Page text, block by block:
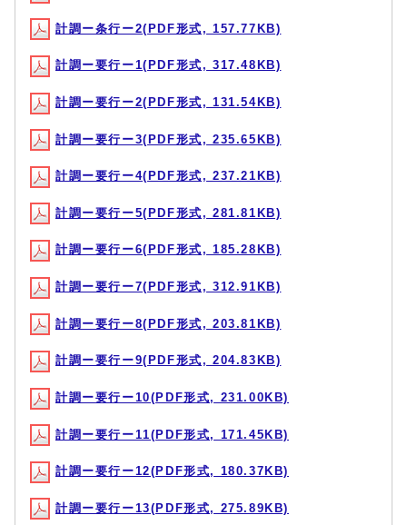
計調ー条行ー2(PDF形式, 157.77KB)
計調ー要行ー1(PDF形式, 317.48KB)
計調ー要行ー2(PDF形式, 131.54KB)
計調ー要行ー3(PDF形式, 235.65KB)
計調ー要行ー4(PDF形式, 237.21KB)
計調ー要行ー5(PDF形式, 281.81KB)
計調ー要行ー6(PDF形式, 185.28KB)
計調ー要行ー7(PDF形式, 312.91KB)
計調ー要行ー8(PDF形式, 203.81KB)
計調ー要行ー9(PDF形式, 204.83KB)
計調ー要行ー10(PDF形式, 231.00KB)
計調ー要行ー11(PDF形式, 171.45KB)
計調ー要行ー12(PDF形式, 180.37KB)
計調ー要行ー13(PDF形式, 275.89KB)